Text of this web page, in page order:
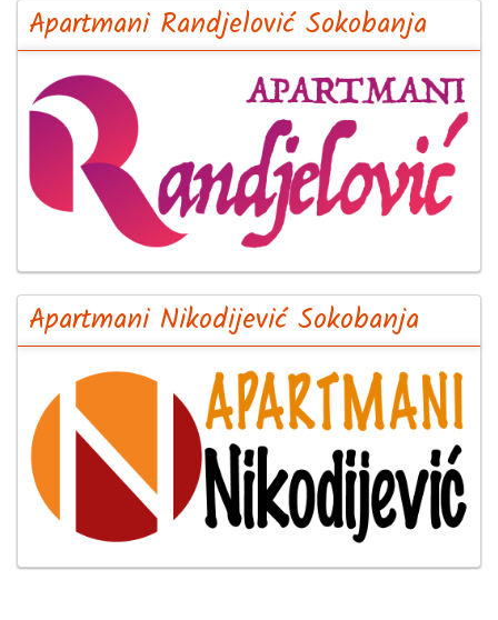
Apartmani Randjelović Sokobanja
Apartmani Nikodijević Sokobanja